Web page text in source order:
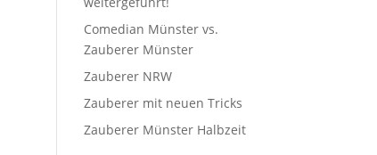
Comedian Münster vs.
Zauberer Münster
Zauberer NRW
Zauberer mit neuen Tricks
Zauberer Münster Halbzeit